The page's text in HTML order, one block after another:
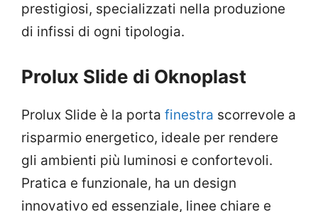
prestigiosi, specializzati nella produzione
di infissi di ogni tipologia.
Prolux Slide di Oknoplast
Prolux Slide è la porta finestra scorrevole a
risparmio energetico, ideale per rendere
gli ambienti più luminosi e confortevoli.
Pratica e funzionale, ha un design
innovativo ed essenziale, linee chiare e